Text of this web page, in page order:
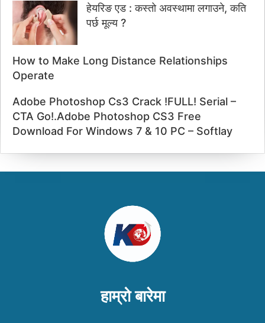
हेयरिङ एड : कस्तो अवस्थामा लगाउने, कति
पर्छ मूल्य ?
How to Make Long Distance Relationships
Operate
Adobe Photoshop Cs3 Crack !FULL! Serial –
CTA Go!.Adobe Photoshop CS3 Free
Download For Windows 7 & 10 PC – Softlay
हाम्रो बारेमा